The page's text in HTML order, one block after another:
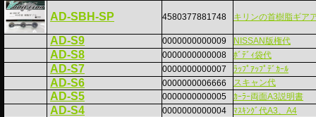
AD-SBH-SP 4580377881748 キリンの首樹脂ギア
AD-S9 0000000000009 NISSAN版権代
AD-S8 0000000000008 ﾎﾞﾃﾞｨ袋代
AD-S7 0000000000007 ﾗｯﾌﾟｱｯﾌﾟﾃﾞｶｰﾙ
AD-S6 0000000006666 スキャン代
AD-S5 0000000000005 ｶｰﾗｰ両面A3説明書
AD-S4 0000000000004 ﾏｽｷﾝｸﾞ代A3、A4